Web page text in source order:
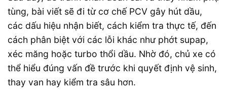
tùng, bài viết sẽ đi từ cơ chế PCV gây hút dầu,
các dấu hiệu nhận biết, cách kiểm tra thực tế, đến
cách phân biệt với các lỗi khác như phớt supap,
xéc măng hoặc turbo thổi dầu. Nhờ đó, chủ xe có
thể hiểu đúng vấn đề trước khi quyết định vệ sinh,
thay van hay kiểm tra sâu hơn.